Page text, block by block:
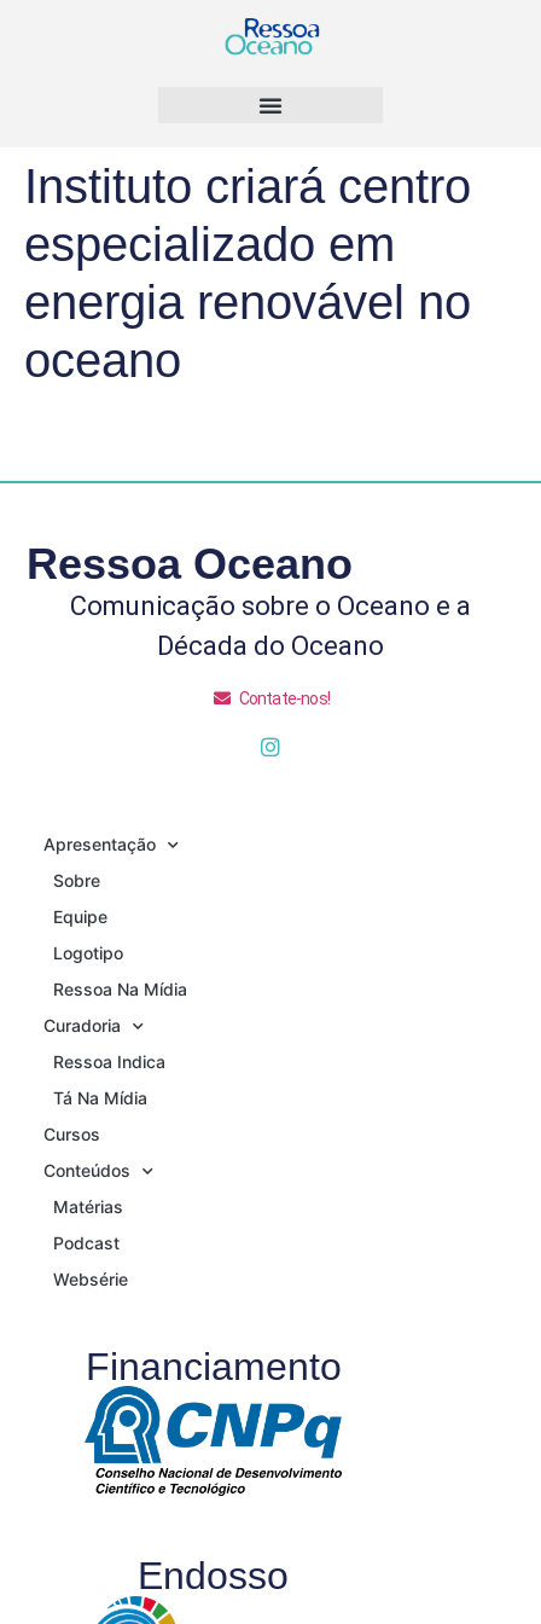
Instituto criará centro
especializado em
energia renovável no
oceano
Ressoa Oceano
Comunicação sobre o Oceano e a
Década do Oceano
Contate-nos!
Apresentação
Sobre
Equipe
Logotipo
Ressoa Na Mídia
Curadoria
Ressoa Indica
Tá Na Mídia
Cursos
Conteúdos
Matérias
Podcast
Websérie
Financiamento
Endosso